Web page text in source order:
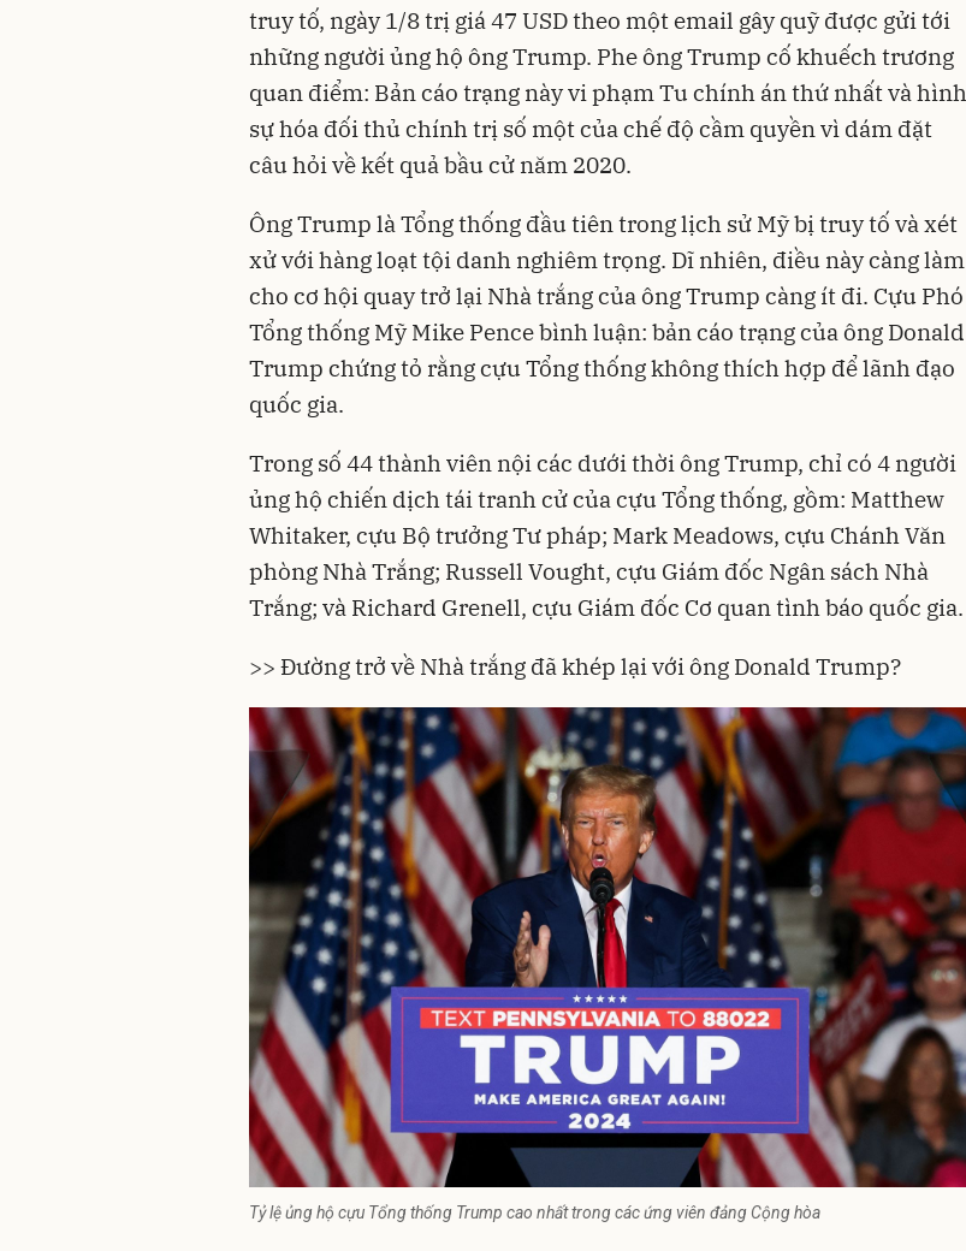
truy tố, ngày 1/8 trị giá 47 USD theo một email gây quỹ được gửi tới
những người ủng hộ ông Trump. Phe ông Trump cố khuếch trương
quan điểm: Bản cáo trạng này vi phạm Tu chính án thứ nhất và hình
sự hóa đối thủ chính trị số một của chế độ cầm quyền vì dám đặt
câu hỏi về kết quả bầu cử năm 2020.
Ông Trump là Tổng thống đầu tiên trong lịch sử Mỹ bị truy tố và xét
xử với hàng loạt tội danh nghiêm trọng. Dĩ nhiên, điều này càng làm
cho cơ hội quay trở lại Nhà trắng của ông Trump càng ít đi. Cựu Phó
Tổng thống Mỹ Mike Pence bình luận: bản cáo trạng của ông Donald
Trump chứng tỏ rằng cựu Tổng thống không thích hợp để lãnh đạo
quốc gia.
Trong số 44 thành viên nội các dưới thời ông Trump, chỉ có 4 người
ủng hộ chiến dịch tái tranh cử của cựu Tổng thống, gồm: Matthew
Whitaker, cựu Bộ trưởng Tư pháp; Mark Meadows, cựu Chánh Văn
phòng Nhà Trắng; Russell Vought, cựu Giám đốc Ngân sách Nhà
Trắng; và Richard Grenell, cựu Giám đốc Cơ quan tình báo quốc gia.
>> Đường trở về Nhà trắng đã khép lại với ông Donald Trump?
Tỷ lệ ủng hộ cựu Tổng thống Trump cao nhất trong các ứng viên đảng Cộng hòa